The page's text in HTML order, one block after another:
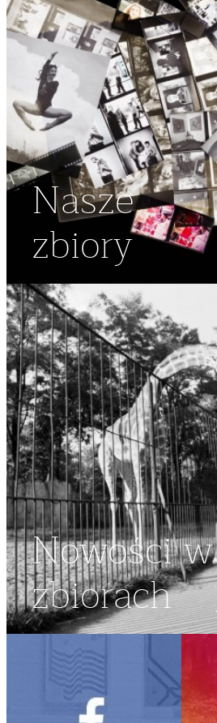
Nasze
zbiory
Nowości w
zbiorach